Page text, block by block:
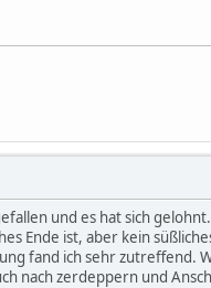
und es hat sich gelohnt.
Ende ist, aber kein
fand ich sehr zutreffend.
nach zerdeppern und